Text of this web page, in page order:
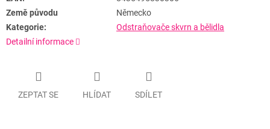
Země původu
Německo
Kategorie:
Odstraňovače skvrn a bělidla
Detailní informace
ZEPTAT SE HLÍDAT SDÍLET